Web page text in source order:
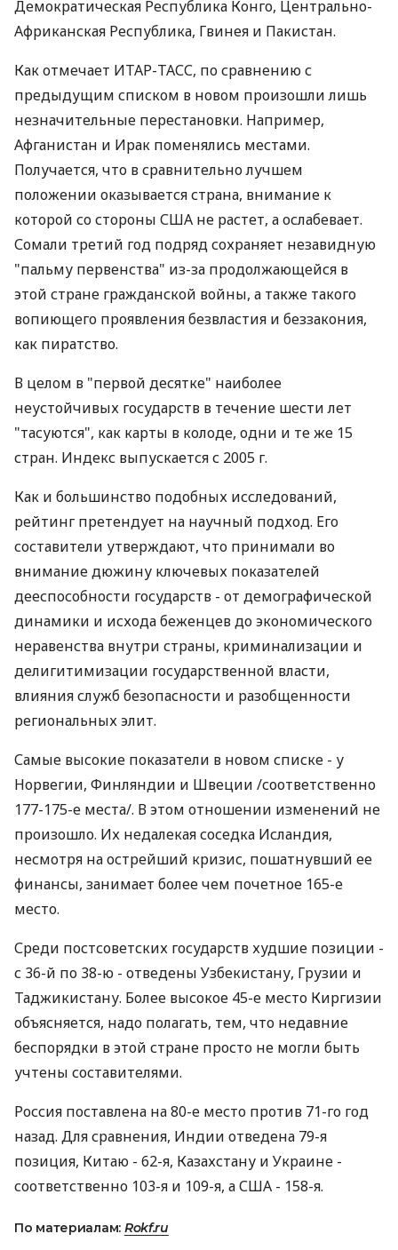
Демократическая Республика Конго, Центрально-
Африканская Республика, Гвинея и Пакистан.
Как отмечает ИТАР-ТАСС, по сравнению с
предыдущим списком в новом произошли лишь
незначительные перестановки. Например,
Афганистан и Ирак поменялись местами.
Получается, что в сравнительно лучшем
положении оказывается страна, внимание к
которой со стороны США не растет, а ослабевает.
Сомали третий год подряд сохраняет незавидную
"пальму первенства" из-за продолжающейся в
этой стране гражданской войны, а также такого
вопиющего проявления безвластия и беззакония,
как пиратство.
В целом в "первой десятке" наиболее
неустойчивых государств в течение шести лет
"тасуются", как карты в колоде, одни и те же 15
стран. Индекс выпускается с 2005 г.
Как и большинство подобных исследований,
рейтинг претендует на научный подход. Его
составители утверждают, что принимали во
внимание дюжину ключевых показателей
дееспособности государств - от демографической
динамики и исхода беженцев до экономического
неравенства внутри страны, криминализации и
делигитимизации государственной власти,
влияния служб безопасности и разобщенности
региональных элит.
Самые высокие показатели в новом списке - у
Норвегии, Финляндии и Швеции /соответственно
177-175-е места/. В этом отношении изменений не
произошло. Их недалекая соседка Исландия,
несмотря на острейший кризис, пошатнувший ее
финансы, занимает более чем почетное 165-е
место.
Среди постсоветских государств худшие позиции -
с 36-й по 38-ю - отведены Узбекистану, Грузии и
Таджикистану. Более высокое 45-е место Киргизии
объясняется, надо полагать, тем, что недавние
беспорядки в этой стране просто не могли быть
учтены составителями.
Россия поставлена на 80-е место против 71-го год
назад. Для сравнения, Индии отведена 79-я
позиция, Китаю - 62-я, Казахстану и Украине -
соответственно 103-я и 109-я, а США - 158-я.
По материалам: Rokf.ru